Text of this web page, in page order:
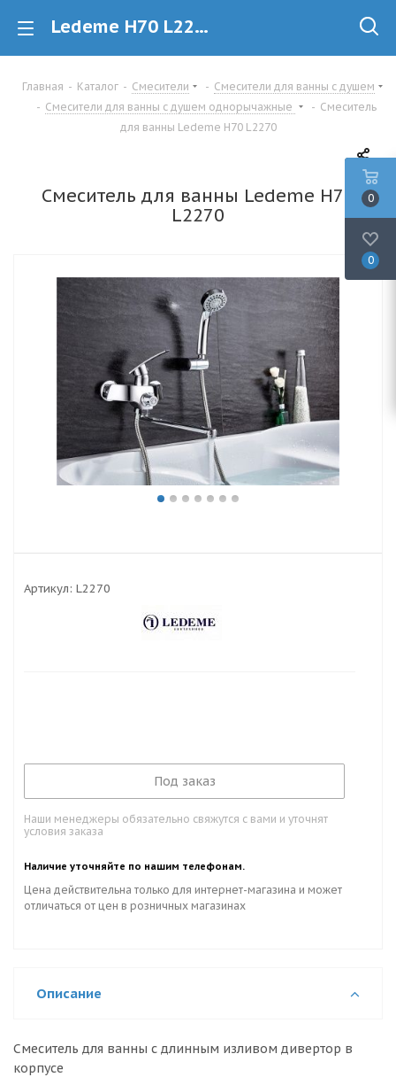
Ledeme H70 L2270 Смеситель для ванны купить в Минске
Главная - Каталог - Смесители - Смесители для ванны с душем
- Смесители для ванны с душем однорычажные - Смеситель
для ванны Ledeme H70 L2270
Смеситель для ванны Ledeme H70
L2270
Артикул: L2270
Под заказ
Наши менеджеры обязательно свяжутся с вами и уточнят
условия заказа
Наличие уточняйте по нашим телефонам.
Цена действительна только для интернет-магазина и может
отличаться от цен в розничных магазинах
Описание
Смеситель для ванны с длинным изливом дивертор в
корпусе
0
0